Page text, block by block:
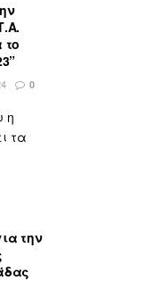
το
0
η
τα
την